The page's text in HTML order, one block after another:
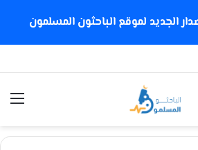
الجديد لموقع الباحثون المسلمون